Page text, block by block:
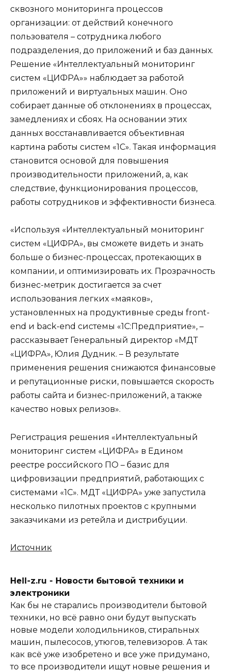
сквозного мониторинга процессов
организации: от действий конечного
пользователя – сотрудника любого
подразделения, до приложений и баз данных.
Решение «Интеллектуальный мониторинг
систем «ЦИФРА»» наблюдает за работой
приложений и виртуальных машин. Оно
собирает данные об отклонениях в процессах,
замедлениях и сбоях. На основании этих
данных восстанавливается объективная
картина работы систем «1С». Такая информация
становится основой для повышения
производительности приложений, а, как
следствие, функционирования процессов,
работы сотрудников и эффективности бизнеса.
«Используя «Интеллектуальный мониторинг
систем «ЦИФРА», вы сможете видеть и знать
больше о бизнес-процессах, протекающих в
компании, и оптимизировать их. Прозрачность
бизнес-метрик достигается за счет
использования легких «маяков»,
установленных на продуктивные среды front-
end и back-end системы «1С:Предприятие», –
рассказывает Генеральный директор «МДТ
«ЦИФРА», Юлия Дудник. – В результате
применения решения снижаются финансовые
и репутационные риски, повышается скорость
работы сайта и бизнес-приложений, а также
качество новых релизов».
Регистрация решения «Интеллектуальный
мониторинг систем «ЦИФРА» в Едином
реестре российского ПО – базис для
цифровизации предприятий, работающих с
системами «1С». МДТ «ЦИФРА» уже запустила
несколько пилотных проектов с крупными
заказчиками из ретейла и дистрибуции.
Источник
Hell-z.ru - Новости бытовой техники и
электроники
Как бы не старались производители бытовой
техники, но всё равно они будут выпускать
новые модели холодильников, стиральных
машин, пылесосов, утюгов, телевизоров. А так
как всё уже изобретено и все уже придумано,
то все производители ищут новые решения и